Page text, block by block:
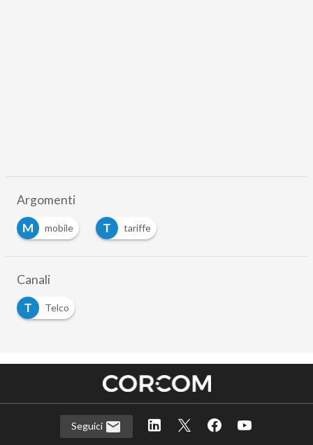
Argomenti
M
mobile T tariffe
Canali
T
Telco
Seguici